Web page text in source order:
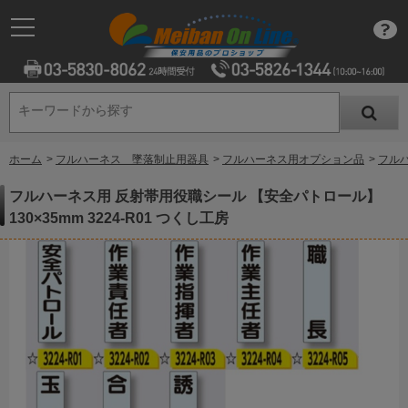
キーワードから探す
キーワードから探す
ホーム > フルハーネス 墜落制止用器具 > フルハーネス用オプション品 > フル
フルハーネス用 反射帯用役職シール 【安全パトロール】
130×35mm 3224-R01 つくし工房